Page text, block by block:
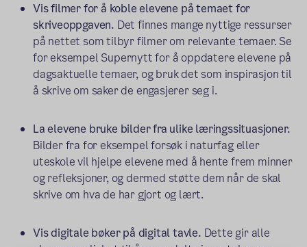
Vis filmer for å koble elevene på temaet for
skriveoppgaven. Det finnes mange nyttige ressurser
på nettet som tilbyr filmer om relevante temaer. Se
for eksempel Supernytt for å oppdatere elevene på
dagsaktuelle temaer, og bruk det som inspirasjon til
å skrive om saker de engasjerer seg i.
Laelevene bruke bilder fra ulike læringssituasjoner.
Bilder fra for eksempel forsøk i naturfag eller
uteskole vil hjelpe elevene med å hente frem minner
og refleksjoner, og dermed støtte dem når de skal
skrive om hva de har gjort og lært.
Vis digitale bøker på digital tavle. Dette gir alle